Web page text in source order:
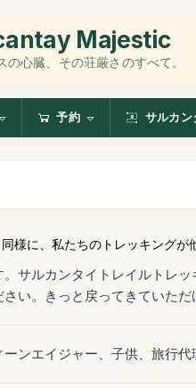
Majestic
の心臓、その荘厳さのすべて。
予約 サルカン
様に、私たちのトレッキング
。サルカンタイトレイルトレ
い。きっと戻ってきていただ
ンエイジャー、子供、旅行代